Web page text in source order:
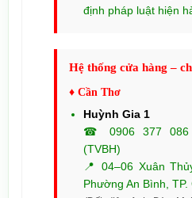
định pháp luật hiện
Hệ thống cửa hàng –
♦ Cần Thơ
Huỳnh Gia 1
☎ 0906 377 086
(TVBH)
📍 04–06 Xuân
Phường An Bình,